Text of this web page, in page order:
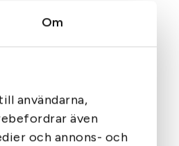
Om
användarna,
även
och annons- och